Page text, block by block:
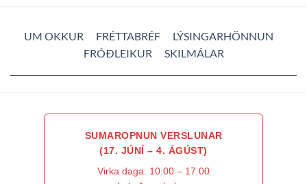
UM OKKUR FRÉTTABRÉF
LÝSINGARHÖNNUN
FRÓÐLEIKUR
SKILMÁLAR
SUMAROPNUN VERSLUNAR
(17. JÚNÍ – 4. ÁGÚST)
Virka daga: 10:00 – 17:00